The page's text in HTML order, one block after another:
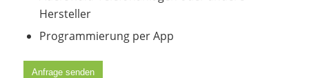
Hersteller
Programmierung per App
Anfrage senden